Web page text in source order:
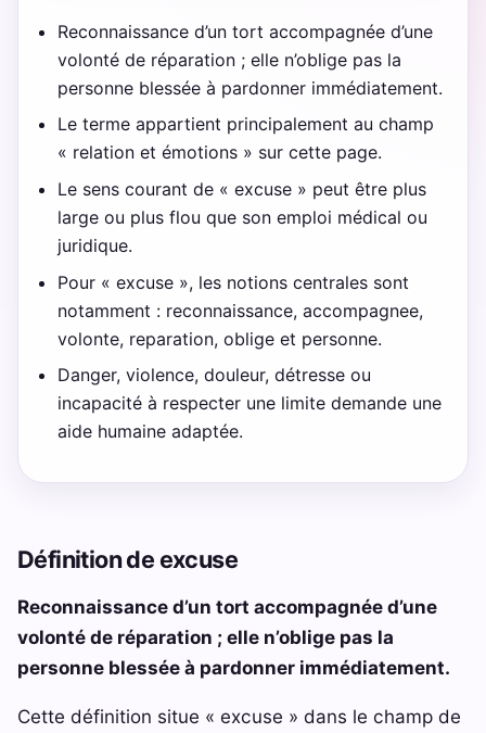
Reconnaissance d’un tort accompagnée d’une
volonté de réparation ; elle n’oblige pas la
personne blessée à pardonner immédiatement.
Le terme appartient principalement au champ
« relation et émotions » sur cette page.
Le sens courant de « excuse » peut être plus
large ou plus flou que son emploi médical ou
juridique.
Pour « excuse », les notions centrales sont
notamment : reconnaissance, accompagnee,
volonte, reparation, oblige et personne.
Danger, violence, douleur, détresse ou
incapacité à respecter une limite demande une
aide humaine adaptée.
Définition de excuse
Reconnaissance d’un tort accompagnée d’une
volonté de réparation ; elle n’oblige pas la
personne blessée à pardonner immédiatement.
Cette définition situe « excuse » dans le champ de